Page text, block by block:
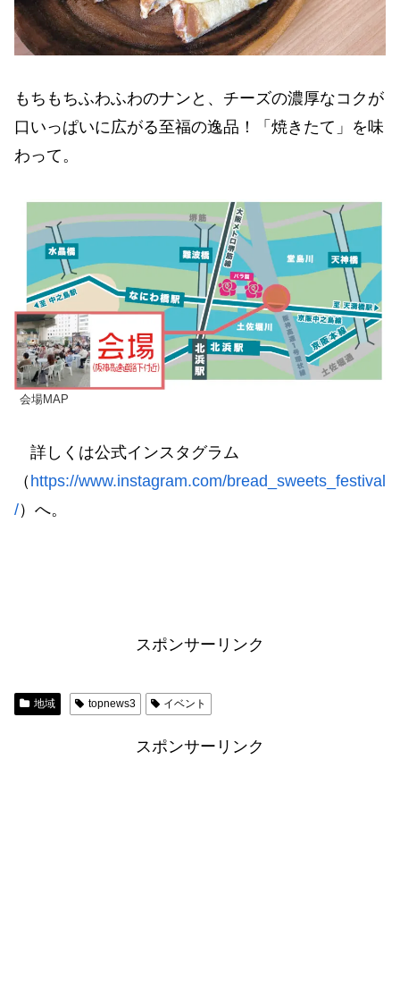
もちもちふわふわのナンと、チーズの濃厚なコクが
口いっぱいに広がる至福の逸品！「焼きたて」を味
わって。
会場MAP
詳しくは公式インスタグラム
（ https://www.instagram.com/bread_sweets_festival
/）へ。
スポンサーリンク
地域 topnews3 イベント
スポンサーリンク